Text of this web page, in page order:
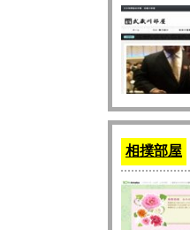
相撲部屋